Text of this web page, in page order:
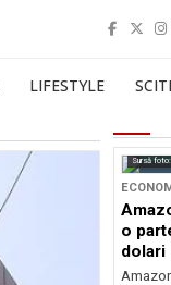
LIFESTYLE
Sursă
o
dolari